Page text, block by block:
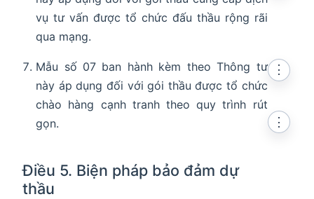
vụ tư vấn được tổ chức đấu thầu rộng rãi
qua mạng.
Mẫu số 07 ban hành kèm theo Thông tư
này áp dụng đối với gói thầu được tổ chức
chào hàng cạnh tranh theo quy trình rút
gọn.
⋮
Điều 5. Biện pháp bảo đảm dự
thầu
⋮